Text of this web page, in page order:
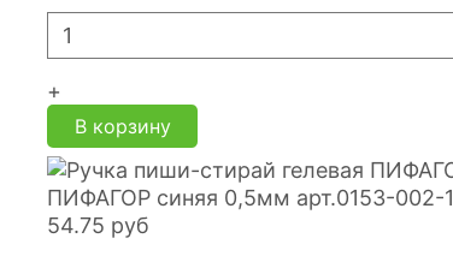
+
В корзину
ПИФАГОР синяя 0,5мм арт.0153-002-1
54.75 руб